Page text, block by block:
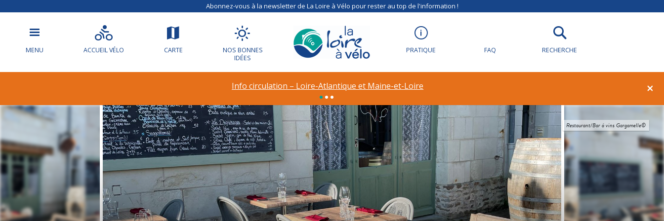
Abonnez-vous à la newsletter de La Loire à Vélo pour rester au top de l'information !
MENU ACCUEIL VÉLO CARTE
NOS BONNES
IDÉES
PRATIQUE FAQ RECHERCHE
×
Info circulation – Loire-Atlantique et Maine-et-Loire
Restaurant/Bar à vins Gargamelle©